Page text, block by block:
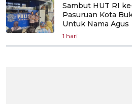
Sambut HUT RI
Pasuruan Kota
Untuk Nama Agus
1 hari